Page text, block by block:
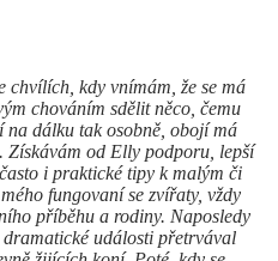
chvílích, kdy vnímám, že se má
chováním sdělit něco, čemu
na dálku tak osobně, obojí má
Získávám od Elly podporu, lepší
i praktické tipy k malým či
fungovaní se zvířaty, vždy
příběhu a rodiny. Naposledy
události přetrvával